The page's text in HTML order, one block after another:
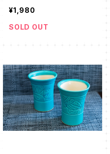
¥1,980
SOLD OUT